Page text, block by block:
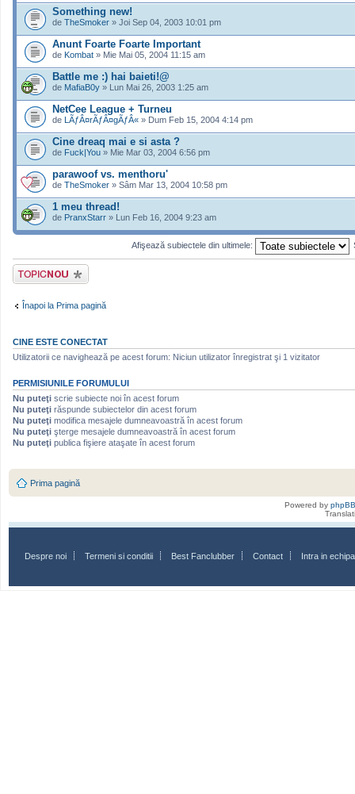
Something new!
de TheSmoker » Joi Sep 04, 2003 10:01 pm
Anunt Foarte Foarte Important
de Kombat » Mie Mai 05, 2004 11:15 am
Battle me :) hai baieti!@
de MafiaB0y » Lun Mai 26, 2003 1:25 am
NetCee League + Turneu
de LÃƒÂ¤rÃƒÂ¤gÃƒÂ« » Dum Feb 15, 2004 4:14 pm
Cine dreaq mai e si asta ?
de Fuck|You » Mie Mar 03, 2004 6:56 pm
parawoof vs. menthoru'
de TheSmoker » Sâm Mar 13, 2004 10:58 pm
1 meu thread!
de PranxStarr » Lun Feb 16, 2004 9:23 am
Afişează subiectele din ultimele:
Scrie un subiect
nou
Înapoi la Prima pagină
CINE ESTE CONECTAT
Utilizatorii ce navighează pe acest forum: Niciun utilizator înregistrat şi 1 vizitator
PERMISIUNILE FORUMULUI
Nu puteţi scrie subiecte noi în acest forum
Nu puteţi răspunde subiectelor din acest forum
Nu puteţi modifica mesajele dumneavoastră în acest forum
Nu puteţi şterge mesajele dumneavoastră în acest forum
Nu puteţi publica fişiere ataşate în acest forum
Prima pagină
Powered by phpBB
Despre noi Termeni si conditii Best Fanclubber Contact Intra in